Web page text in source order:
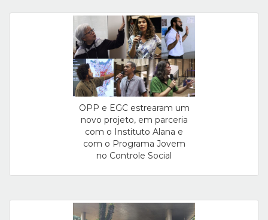
OPP e EGC estrearam um
novo projeto, em parceria
com o Instituto Alana e
com o Programa Jovem
no Controle Social